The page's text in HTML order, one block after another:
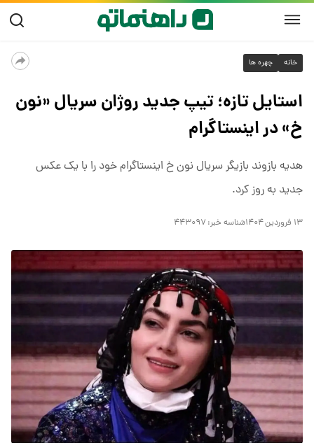
خانه چهره ها
استایل تازه؛ تیپ جدید روژان سریال «نون
خ» در اینستاگرام
هدیه بازوند بازیگر سریال نون خ اینستاگرام خود را با یک عکس
جدید به روز کرد.
۱۳ فروردین ۱۴۰۴ شناسه خبر: ۴۴۳۰۹۷